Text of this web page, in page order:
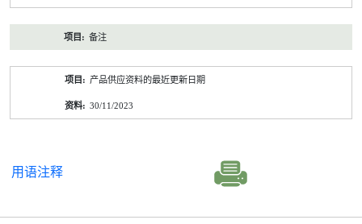
备注
产品供应资料的最近更新日期
30/11/2023
用语注释